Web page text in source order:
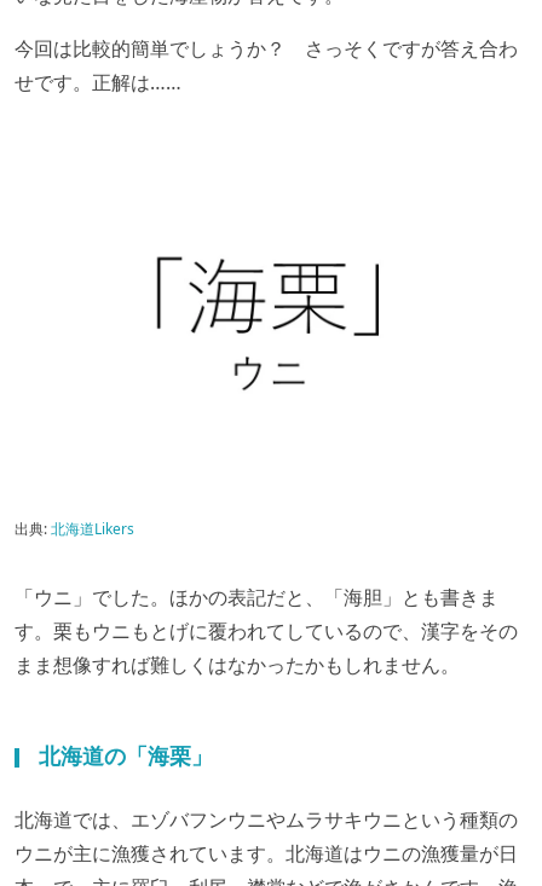
今回は比較的簡単でしょうか？ さっそくですが答え合わ
せです。正解は……
出典:北海道Likers
「ウニ」でした。ほかの表記だと、「海胆」とも書きま
す。栗もウニもとげに覆われてしているので、漢字をその
まま想像すれば難しくはなかったかもしれません。
北海道の「海栗」
北海道では、エゾバフンウニやムラサキウニという種類の
ウニが主に漁獲されています。北海道はウニの漁獲量が日